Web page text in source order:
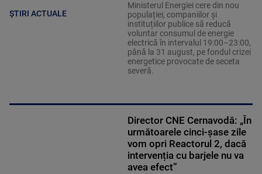
ȘTIRI ACTUALE
Ministerul Energiei cere din nou
populației, companiilor și
instituțiilor publice să reducă
voluntar consumul de energie
electrică în intervalul 19:00–23:00,
până la 31 august, pe fondul crizei
energetice provocate de seceta
severă.
Director CNE Cernavodă: „În
următoarele cinci-șase zile
vom opri Reactorul 2, dacă
intervenția cu barjele nu va
avea efect”